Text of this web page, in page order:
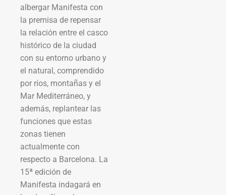
albergar Manifesta con
la premisa de repensar
la relación entre el casco
histórico de la ciudad
con su entorno urbano y
el natural, comprendido
por ríos, montañas y el
Mar Mediterráneo, y
además, replantear las
funciones que estas
zonas tienen
actualmente con
respecto a Barcelona. La
15ª edición de
Manifesta indagará en